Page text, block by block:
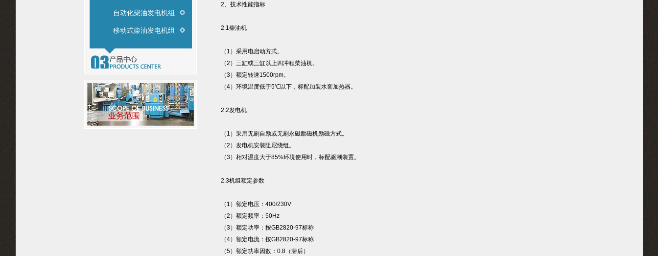
自动化柴油发电机组
移动式柴油发电机组
2、技术性能指标
2.1柴油机
（1）采用电启动方式。
（2）三缸或三缸以上四冲程柴油机。
（3）额定转速1500rpm。
（4）环境温度低于5℃以下，标配加装水套加热器。
2.2发电机
（1）采用无刷自励或无刷永磁励磁机励磁方式。
（2）发电机安装阻尼绕组。
（3）相对温度大于85%环境使用时，标配驱潮装置。
2.3机组额定参数
（1）额定电压：400/230V
（2）额定频率：50Hz
（3）额定功率：按GB2820-97标称
（4）额定电流：按GB2820-97标称
（5）额定功率因数：0.8（滞后）